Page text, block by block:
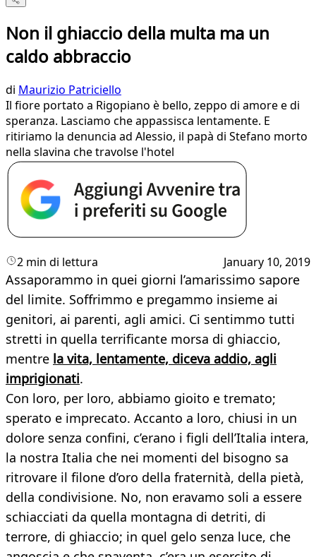
Non il ghiaccio della multa ma un
caldo abbraccio
di Maurizio Patriciello
Il fiore portato a Rigopiano è bello, zeppo di amore e di
speranza. Lasciamo che appassisca lentamente. E
ritiriamo la denuncia ad Alessio, il papà di Stefano morto
nella slavina che travolse l'hotel
2 min di lettura January 10, 2019
Assaporammo in quei giorni l’amarissimo sapore
del limite. Soffrimmo e pregammo insieme ai
genitori, ai parenti, agli amici. Ci sentimmo tutti
stretti in quella terrificante morsa di ghiaccio,
mentre la vita, lentamente, diceva addio, agli
imprigionati.
Con loro, per loro, abbiamo gioito e tremato;
sperato e imprecato. Accanto a loro, chiusi in un
dolore senza confini, c’erano i figli dell’Italia intera,
la nostra Italia che nei momenti del bisogno sa
ritrovare il filone d’oro della fraternità, della pietà,
della condivisione. No, non eravamo soli a essere
schiacciati da quella montagna di detriti, di
terrore, di ghiaccio; in quel gelo senza luce, che